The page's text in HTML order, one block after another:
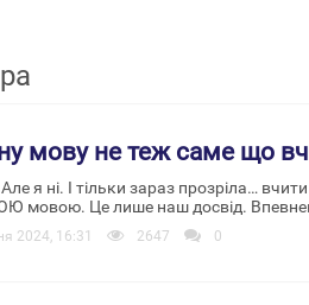
мову не теж саме що
я ні. І тільки зараз прозріла…
Це лише наш досвід.
2024, 16:31 2647 0